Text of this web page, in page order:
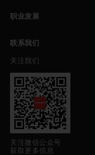
职业发展
联系我们
toggle view
关注我们
关注微信公众号
获取更多信息